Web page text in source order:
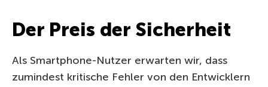
Der Preis der Sicherheit
Als Smartphone-Nutzer erwarten wir, dass
zumindest kritische Fehler von den Entwicklern